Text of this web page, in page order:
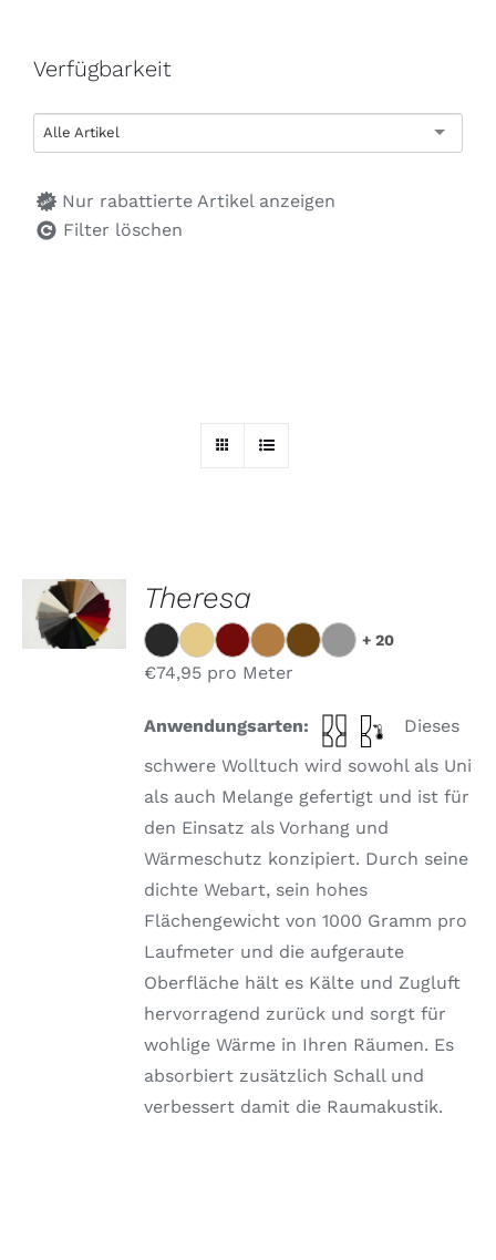
OPTIONEN
WÄHLEN
DIESES
PRODUKT
OPTIONEN
PRODUKTSEITE
DETAILS
Theresa
+ 20
€74,95 pro Meter
Anwendungsarten:
Dieses
schwere Wolltuch wird sowohl als Uni
als auch Melange gefertigt und ist für
den Einsatz als Vorhang und
Wärmeschutz konzipiert. Durch seine
dichte Webart, sein hohes
Flächengewicht von 1000 Gramm pro
Laufmeter und die aufgeraute
Oberfläche hält es Kälte und Zugluft
hervorragend zurück und sorgt für
wohlige Wärme in Ihren Räumen. Es
absorbiert zusätzlich Schall und
verbessert damit die Raumakustik.
Verfügbarkeit
Alle Artikel
Nur rabattierte Artikel anzeigen
Filter löschen